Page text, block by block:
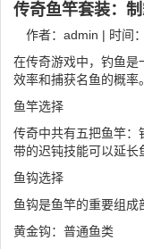
传奇鱼竿套装：
作者：admin | 时间
在传奇游戏中，钓鱼是
效率和捕获名鱼的概率
鱼竿选择
传奇中共有五把鱼竿：
带的迟钝技能可以延长
鱼钩选择
鱼钩是鱼竿的重要组
黄金钩：普通鱼类